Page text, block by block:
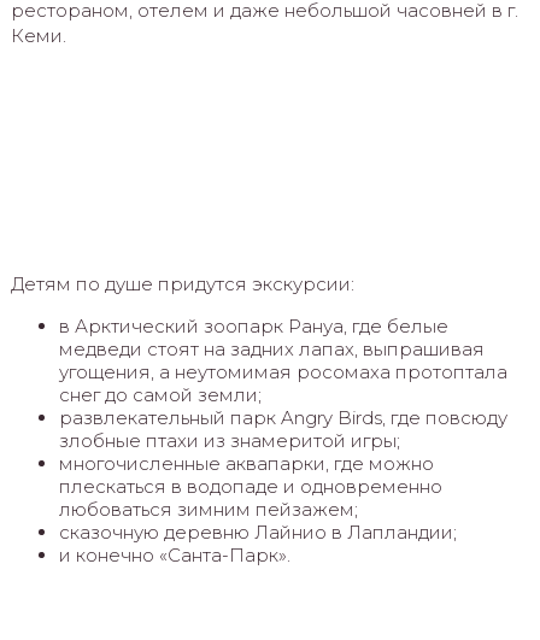
рестораном, отелем и даже небольшой часовней в г.
Кеми.
Детям по душе придутся экскурсии:
в Арктический зоопарк Рануа, где белые
медведи стоят на задних лапах, выпрашивая
угощения, а неутомимая росомаха протоптала
снег до самой земли;
развлекательный парк Angry Birds, где повсюду
злобные птахи из знамеритой игры;
многочисленные аквапарки, где можно
плескаться в водопаде и одновременно
любоваться зимним пейзажем;
сказочную деревню Лайнио в Лапландии;
и конечно «Санта-Парк».